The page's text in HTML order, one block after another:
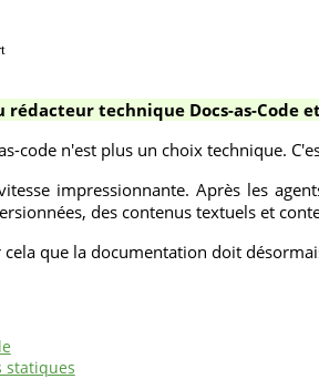
rédacteur technique Docs-as-Code
code n'est plus un choix technique.
impressionnante. Après les
des contenus textuels et
cela que la documentation doit
statiques